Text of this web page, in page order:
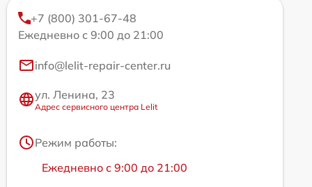
+7 (800) 301-67-48
Ежедневно с 9:00 до 21:00
info@lelit-repair-center.ru
ул. Ленина, 23
Адрес сервисного центра Lelit
Режим работы:
Ежедневно с 9:00 до 21:00